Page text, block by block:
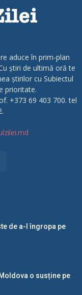
aduce în prim-plan
știri de ultimă oră te
știrilor cu Subiectul
prioritate.
+373 69 403 700. tel
de a-l îngropa pe
o susține pe